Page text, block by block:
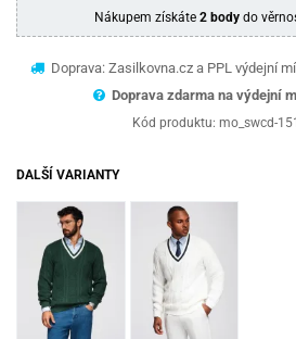
Nákupem získáte 2 bodydo
Doprava: Zasilkovna.cz a PPL výdejní
Doprava zdarma na výdejní
Kód produktu: mo_swcd-
DALŠÍ VARIANTY